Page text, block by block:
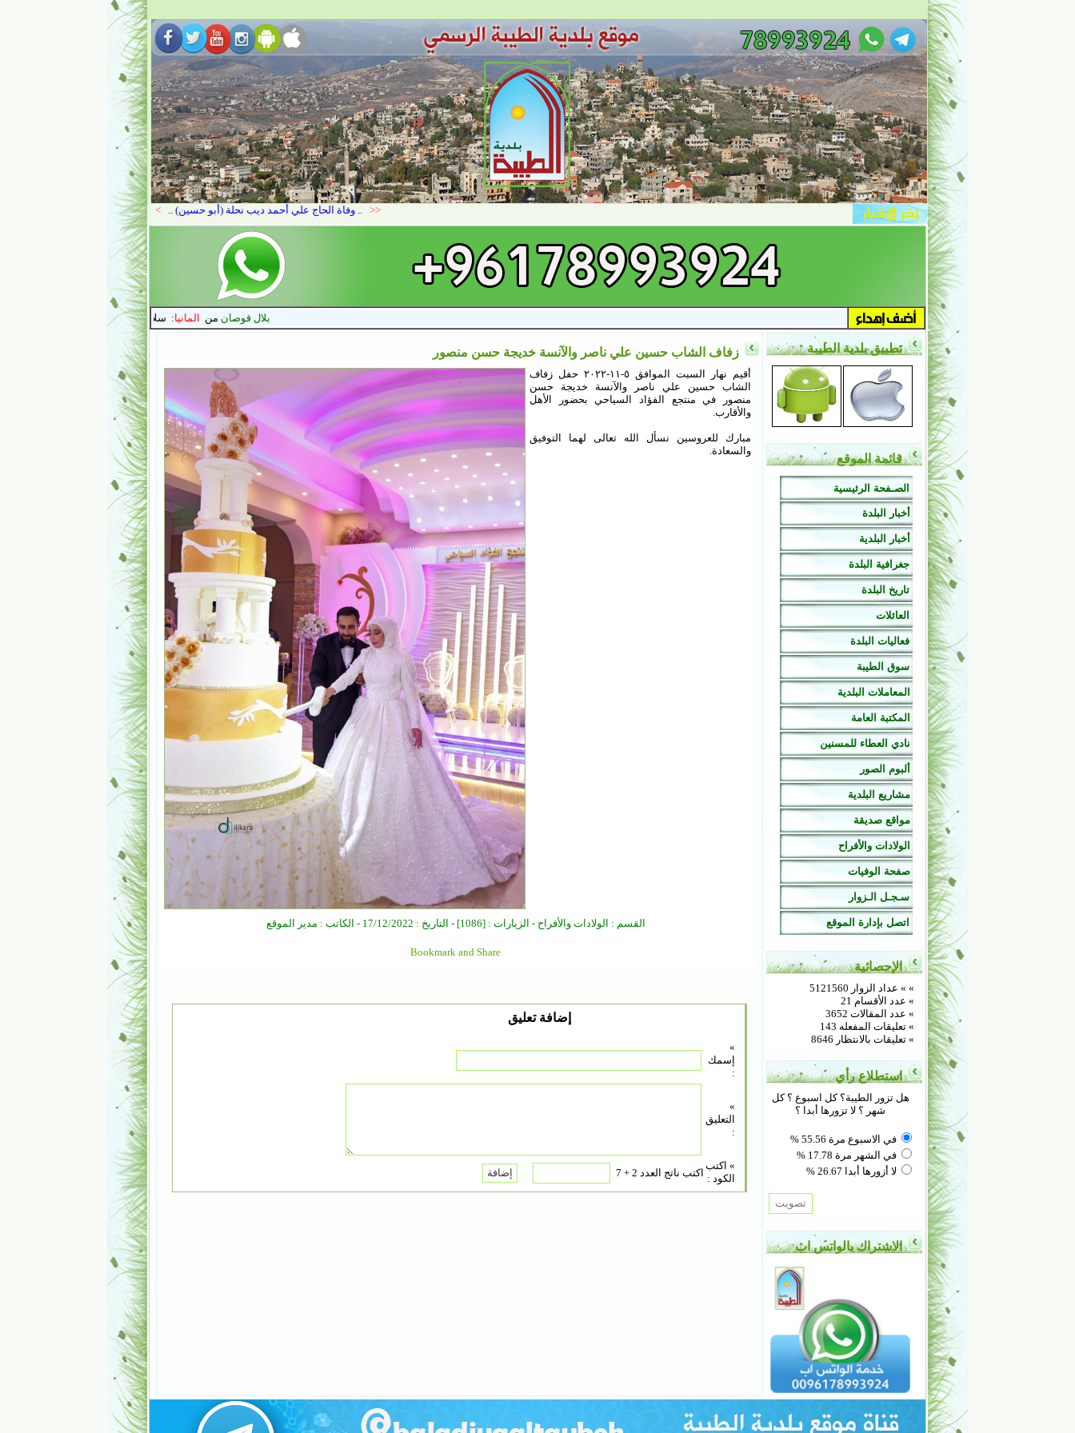
تطبيق بلدية الطيبة
قائمة الموقع
الصـفحة الرئيسية
أخبار البلدة
أخبار البلدية
جغرافية البلدة
تاريخ البلدة
العائلات
فعاليات البلدة
سوق الطيبة
المعاملات البلدية
المكتبة العامة
نادي العطاء للمسنين
ألبوم الصور
مشاريع البلدية
مواقع صديقة
الولادات والأفراح
صفحة الوفيات
سـجـل الـزوار
اتصل بإدارة الموقع
الإحصائية
» » عداد الزوار 5121560
» عدد الأقسام 21
» عدد المقالات 3652
» تعليقات المفعله 143
» تعليقات بالانتظار 8646
استطلاع رأي
هل تزور الطيبة؟ كل اسبوع ؟ كل
شهر ؟ لا تزورها أبدا ؟
في الاسبوع مرة 55.56 %
في الشهر مرة 17.78 %
لا أزورها أبدا 26.67 %
الاشتراك بالواتس اب
زفاف الشاب حسين علي ناصر والآنسة خديجة حسن منصور
أقيم نهار السبت الموافق ٥-١١-٢٠٢٢ حفل زفاف
الشاب حسين علي ناصر والآنسة خديجة حسن
منصور في منتجع الفؤاد السياحي بحضور الأهل
والأقارب.
مبارك للعروسين نسأل الله تعالى لهما التوفيق
والسعادة.
القسم : الولادات والأفراح - الزيارات : [1086] - التاريخ : 17/12/2022 - الكاتب : مدير الموقع
إضافة تعليق
»
إسمك
:
»
التعليق
:
» اكتب
الكود : اكتب ناتج العدد 2 + 7